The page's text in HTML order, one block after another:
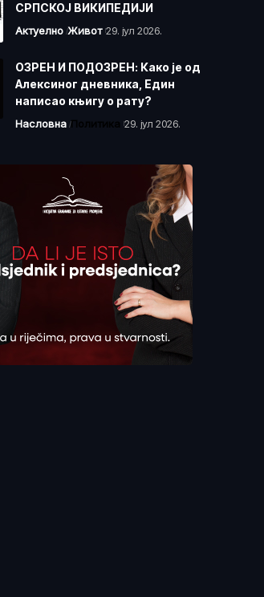
СРПСКОЈ ВИКИПЕДИЈИ
Актуелно Живот 29. јул 2026.
ОЗРЕН И ПОДОЗРЕН: Како је од
Алексиног дневника, Един
написао књигу о рату?
Насловна Политика 29. јул 2026.